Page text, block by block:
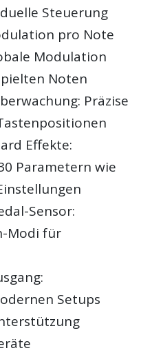
Steuerung
pro Note
Modulation
Noten
Präzise
Effekte:
Parametern wie
Sensor:
Modi für
Setups